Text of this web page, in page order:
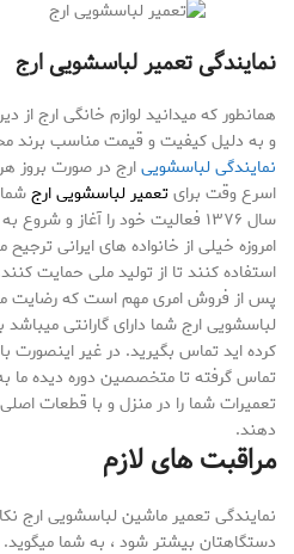
نمایندگی تعمیر لباسشویی ارج
همانطور که میدانید لوازم خانگی ارج از
و به دلیل کیفیت و قیمت مناسب برند
نمایندگی لباسشوییارج در صورت بروز
اسرع وقت برایتعمیر لباسشویی ارج
سال ۱۳۷۶ فعالیت خود را آغاز و
امروزه خیلی از خانواده های ایرانی
استفاده کنند تا از تولید ملی حمایت
پس از فروش امری مهم است که رضایت
لباسشویی ارج شما دارای گارانتی میباشد
کرده اید تماس بگیرید. در غیر اینصورت
تماس گرفته تا متخصصین دوره دیده ما
تعمیرات شما را در منزل و با قطعات
دهند.
مراقبت های لازم
نمایندگی تعمیر ماشین لباسشویی ارج
دستگاهتان بیشتر شود ، به شما میگوید.